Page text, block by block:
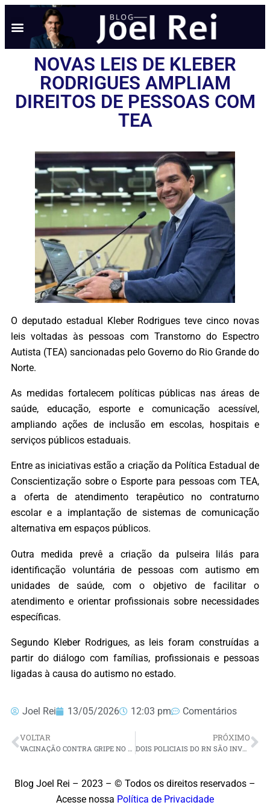
NOVAS LEIS DE KLEBER
RODRIGUES AMPLIAM
DIREITOS DE PESSOAS COM
TEA
O deputado estadual Kleber Rodrigues teve cinco novas
leis voltadas às pessoas com Transtorno do Espectro
Autista (TEA) sancionadas pelo Governo do Rio Grande do
Norte.
As medidas fortalecem políticas públicas nas áreas de
saúde, educação, esporte e comunicação acessível,
ampliando ações de inclusão em escolas, hospitais e
serviços públicos estaduais.
Entre as iniciativas estão a criação da Política Estadual de
Conscientização sobre o Esporte para pessoas com TEA,
a oferta de atendimento terapêutico no contraturno
escolar e a implantação de sistemas de comunicação
alternativa em espaços públicos.
Outra medida prevê a criação da pulseira lilás para
identificação voluntária de pessoas com autismo em
unidades de saúde, com o objetivo de facilitar o
atendimento e orientar profissionais sobre necessidades
específicas.
Segundo Kleber Rodrigues, as leis foram construídas a
partir do diálogo com famílias, profissionais e pessoas
ligadas à causa do autismo no estado.
Joel Rei 13/05/2026 12:03 pm Comentários
VOLTAR
VACINAÇÃO CONTRA GRIPE NO RN ATINGE APENAS 31,91% DO PÚBLICO-ALVO E PREOCUPA AUTORIDADES
PRÓXIMO
DOIS POLICIAIS DO RN SÃO INVESTIGADOS POR SUSPEITA DE VAZAVEMENTO DE INFORMAÇÕES
Blog Joel Rei – 2023 – © Todos os direitos reservados –
Acesse nossa Política de Privacidade